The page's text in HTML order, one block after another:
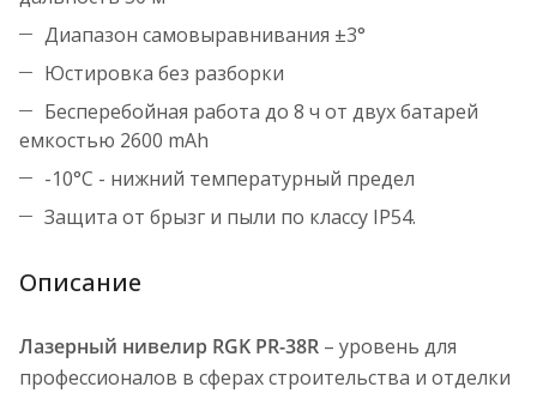
Диапазон самовыравнивания ±3°
Юстировка без разборки
Бесперебойная работа до 8 ч от двух батарей
емкостью 2600 mAh
-10°С - нижний температурный предел
Защита от брызг и пыли по классу IP54.
Описание
Лазерный нивелир RGK PR-38R – уровень для
профессионалов в сферах строительства и отделки